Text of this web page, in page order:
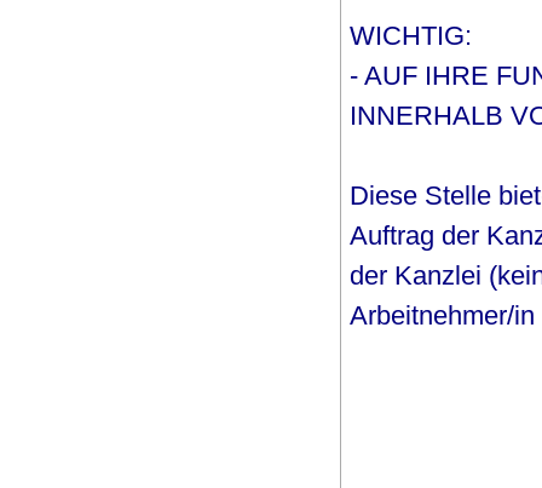
WICHTIG:
- AUF IHRE
INNERHALB
Diese Stelle
Auftrag der
der Kanzlei
Arbeitnehmer/in